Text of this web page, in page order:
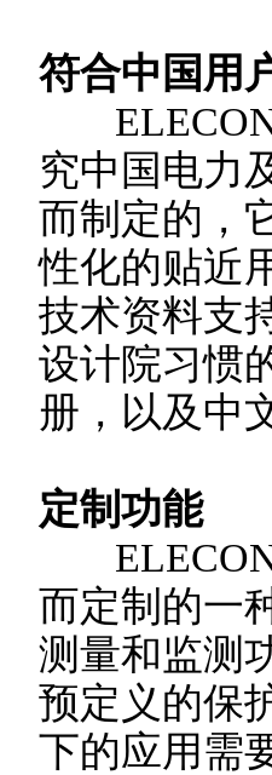
符合中国用
究中国电力
而制定的，
性化的贴近
技术资料支
设计院习惯
册，以及中
定制功能
ELECON-
而定制的一
测量和监测
预定义的保
下的应用需